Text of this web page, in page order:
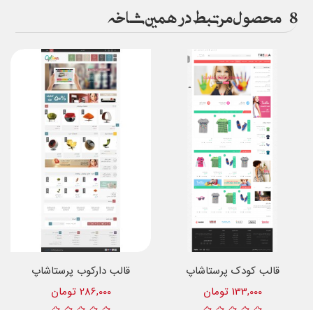
8 محصول مرتبط در همین شاخه
قالب دارکوب پرستاشاپ
286,000 تومان
قالب کودک پرستاشاپ
133,000 تومان